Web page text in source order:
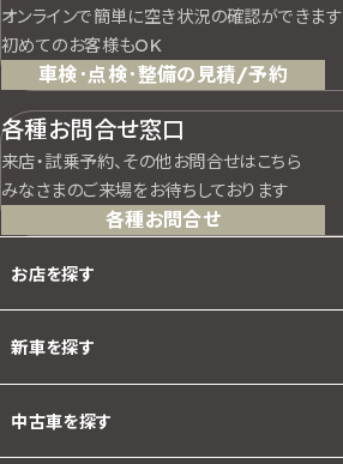
オンラインで簡単に空き状況の確認ができます
初めてのお客様もOK
車検･点検･整備の見積/予約
各種お問合せ窓口
来店・試乗予約、その他お問合せはこちら
みなさまのご来場をお待ちしております
各種お問合せ
お店を探す
新車を探す
中古車を探す